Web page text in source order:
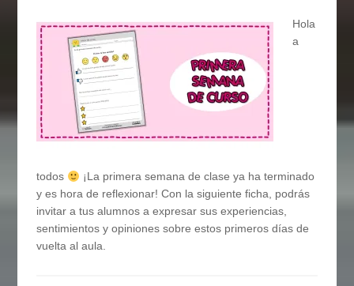
Hola
a
todos
¡La primera semana de clase ya ha terminado
y es hora de reflexionar! Con la siguiente ficha, podrás
invitar a tus alumnos a expresar sus experiencias,
sentimientos y opiniones sobre estos primeros días de
vuelta al aula.